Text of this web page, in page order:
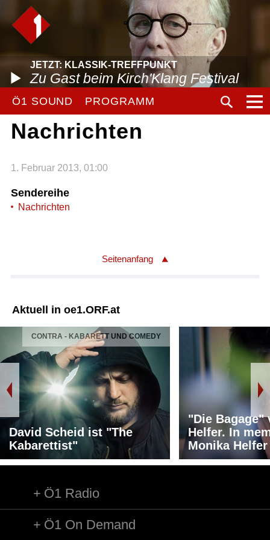
JETZT: KLASSIK-TREFFPUNKT
Zu Gast beim Kirch'Klang Festival
Ö1 SOUND PROGRAMM
Nachrichten
1. Februar 2013, 01:00
Sendereihe
Nachrichten
Seitenanfang
Aktuell in oe1.ORF.at
CONTRA - KABARETT UND COMEDY
David Scheid ist "The
Kabarettist"
"Die Bagage"
Helfer. In
Monika Helfer
Ö1 Radio
Ö1 On Demand